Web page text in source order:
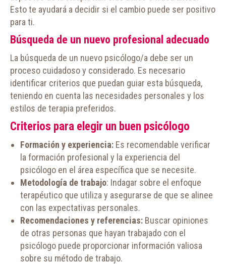
Esto te ayudará a decidir si el cambio puede ser positivo
para ti.
Búsqueda de un nuevo profesional adecuado
La búsqueda de un nuevo psicólogo/a debe ser un
proceso cuidadoso y considerado. Es necesario
identificar criterios que puedan guiar esta búsqueda,
teniendo en cuenta las necesidades personales y los
estilos de terapia preferidos.
Criterios para elegir un buen psicólogo
Formación y experiencia: Es recomendable verificar
la formación profesional y la experiencia del
psicólogo en el área específica que se necesite.
Metodología de trabajo: Indagar sobre el enfoque
terapéutico que utiliza y asegurarse de que se alinee
con las expectativas personales.
Recomendaciones y referencias: Buscar opiniones
de otras personas que hayan trabajado con el
psicólogo puede proporcionar información valiosa
sobre su método de trabajo.